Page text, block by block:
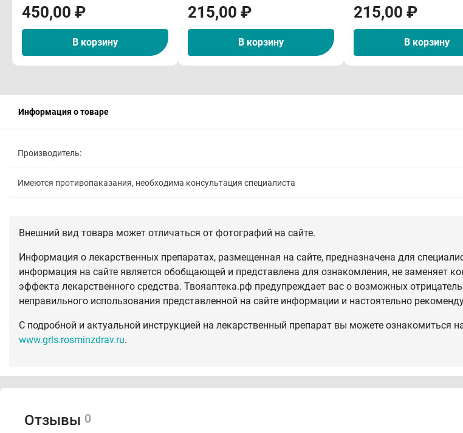
450,00 ₽
В корзину
215,00 ₽
В корзину
215,00 ₽
В корзину
Информация о товаре
Производитель:
Имеются противопаказания, необходима консультация специалиста
Внешний вид товара может отличаться от фотографий на сайте.
Информация о лекарственных препаратах, размещенная на сайте, предназначена для
информация на сайте является обобщающей и представлена для ознакомления, не заменяет
эффекта лекарственного средства. Твояаптека.рф предупреждает вас о возможных
неправильного использования представленной на сайте информации и настоятельно
С подробной и актуальной инструкцией на лекарственный препарат вы можете ознакомиться
www.grls.rosminzdrav.ru.
Отзывы 0